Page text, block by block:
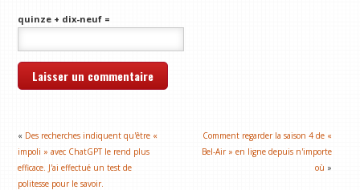
quinze + dix-neuf =
« Des recherches indiquent qu'être «
impoli » avec ChatGPT le rend plus
efficace. J'ai effectué un test de
politesse pour le savoir.
Comment regarder la saison 4 de «
Bel-Air » en ligne depuis n'importe
où »